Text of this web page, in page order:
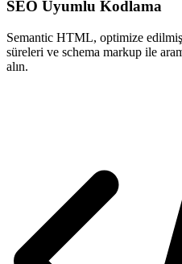
SEO Uyumlu Kodlama
Semantic HTML, optimize
süreleri ve schema markup ile
alın.